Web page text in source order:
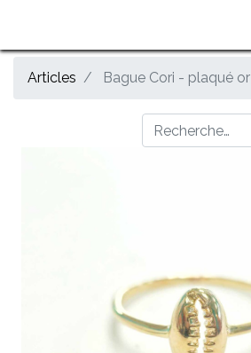
Articles Bague Cori - plaqué or